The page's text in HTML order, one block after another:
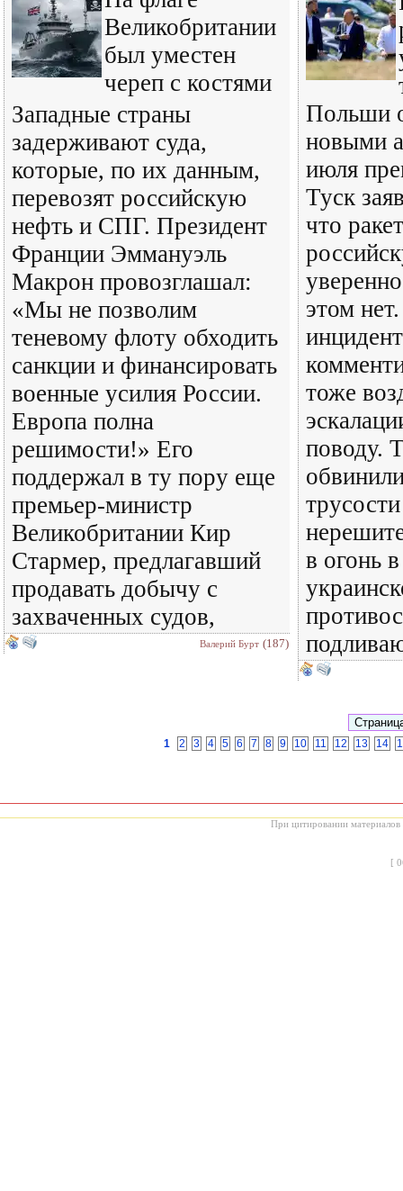
Великобритании
был уместен
череп с костями
Западные страны
задерживают суда,
которые, по их данным,
перевозят российскую
нефть и СПГ. Президент
Франции Эммануэль
Макрон провозглашал:
«Мы не позволим
теневому флоту обходить
санкции и финансировать
военные усилия России.
Европа полна
решимости!» Его
поддержал в ту пору еще
премьер-министр
Великобритании Кир
Стармер, предлагавший
продавать добычу с
захваченных судов,
Валерий Бурт (187)
Польши
новыми
июля
Туск
что
этом
тоже
поводу.
в огонь
1 2 3 4 5 6 7 8 9 10 11 12 13 14
При цитировании материалов
[